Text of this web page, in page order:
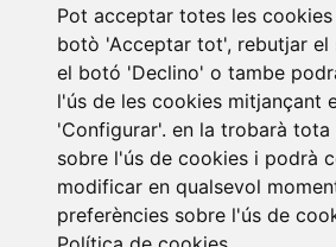
Pot acceptar totes les
botò 'Acceptar tot', rebutjar el
el botó 'Declino' o tambe
l'ús de les cookies mitjançant
'Configurar'. en la trobarà
sobre l'ús de cookies i podrà
modificar en qualsevol
preferències sobre l'ús de
Subscriure a